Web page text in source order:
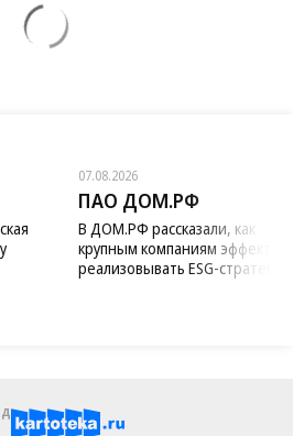
07.08.2026
ПАО ДОМ.РФ
В ДОМ.РФ рассказали, как
крупным компаниям
реализовывать ESG-стратегию